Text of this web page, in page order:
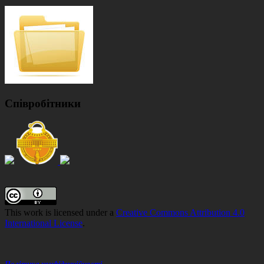
Співробітники
Зміст
колонтитулу
This work is licensed under a Creative Commons Attribution 4.0
International License.